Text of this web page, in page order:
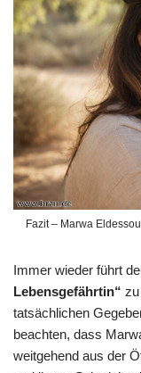
Fazit – Marwa
Immer wieder führt
Lebensgefährtin“
tatsächlichen
beachten, dass
weitgehend aus der